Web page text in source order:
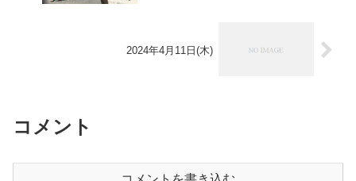
2024年4月11日(木)
コメント